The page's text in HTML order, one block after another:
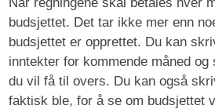
budsjettet. Det tar ikke mer enn
budsjettet er opprettet. Du kan
inntekter for kommende måned og
du vil få til overs. Du kan også
faktisk ble, for å se om budsjettet